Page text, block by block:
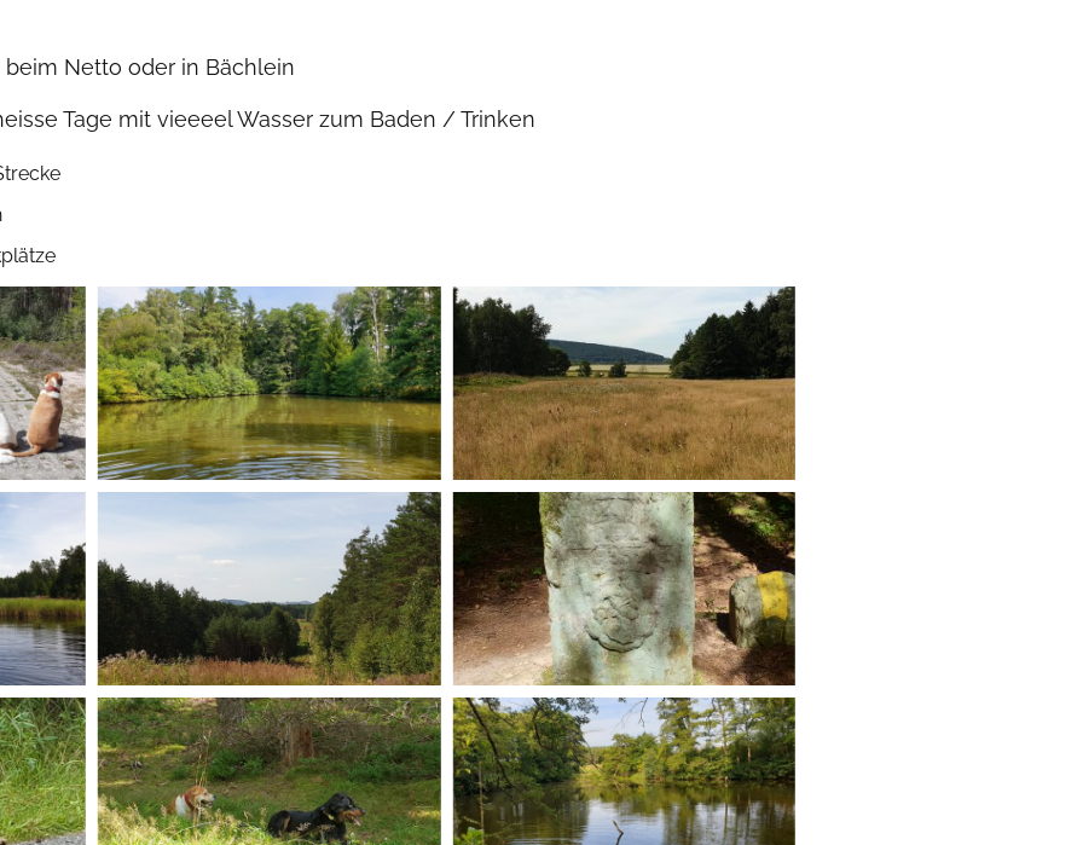
Netto oder in Bächlein
Tage mit vieeeel Wasser zum Baden / Trinken